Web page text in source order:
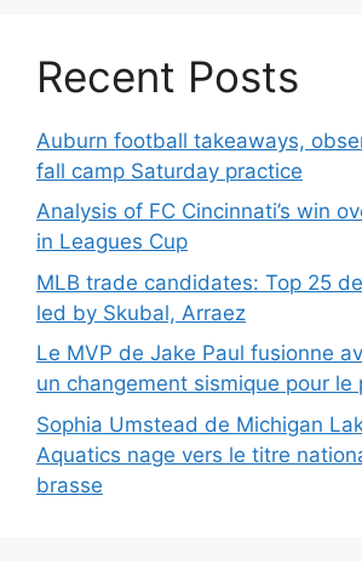
Recent Posts
Auburn football takeaways,
fall camp Saturday practice
Analysis of FC Cincinnati’s win
in Leagues Cup
MLB trade candidates: Top 25
led by Skubal, Arraez
Le MVP de Jake Paul fusionne
un changement sismique pour le
Sophia Umstead de Michigan
Aquatics nage vers le titre
brasse